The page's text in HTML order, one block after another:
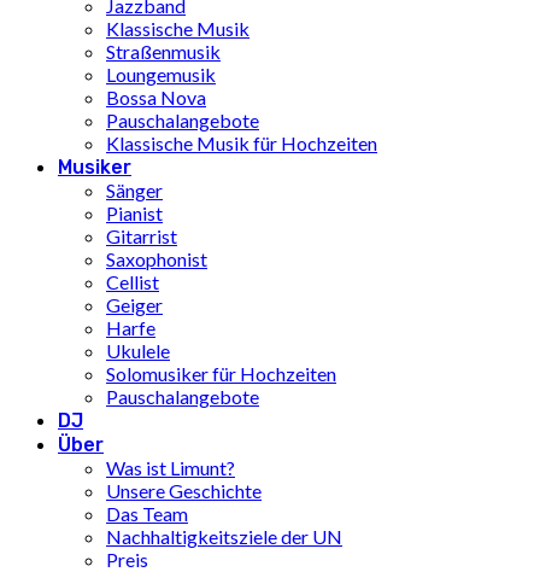
Jazzband
Klassische Musik
Straßenmusik
Loungemusik
Bossa Nova
Pauschalangebote
Klassische Musik für Hochzeiten
Musiker
Sänger
Pianist
Gitarrist
Saxophonist
Cellist
Geiger
Harfe
Ukulele
Solomusiker für Hochzeiten
Pauschalangebote
DJ
Über
Was ist Limunt?
Unsere Geschichte
Das Team
Nachhaltigkeitsziele der UN
Preis